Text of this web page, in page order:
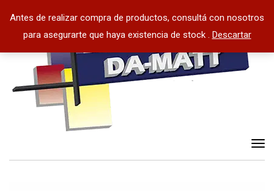
Antes de realizar compra de productos, consultá con nosotros
para asegurarte que haya existencia de stock . Descartar